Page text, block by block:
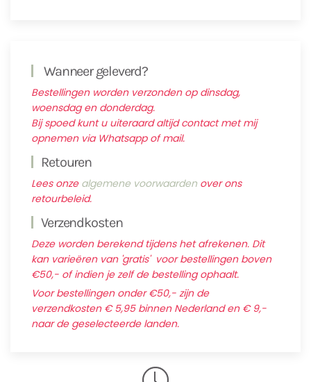
Wanneer geleverd?
Bestellingen worden verzonden op dinsdag,
woensdag en donderdag.
Bij spoed kunt u uiteraard altijd contact met mij
opnemen via Whatsapp of mail.
Retouren
Lees onze algemene voorwaarden over ons
retourbeleid.
Verzendkosten
Deze worden berekend tijdens het afrekenen. Dit
kan varieëren van 'gratis' voor bestellingen boven
€50,- of indien je zelf de bestelling ophaalt.
Voor bestellingen onder €50,- zijn de
verzendkosten € 5,95 binnen Nederland en € 9,-
naar de geselecteerde landen.